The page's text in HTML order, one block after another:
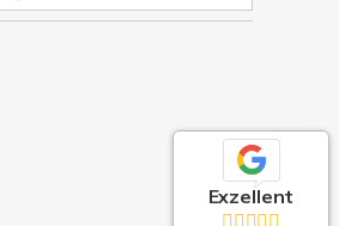
Exzellent